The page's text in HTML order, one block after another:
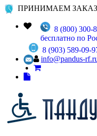
ПРИНИМАЕМ
8 (800) 300-
бесплатно по
8 (903) 589-09-
info@pandus-